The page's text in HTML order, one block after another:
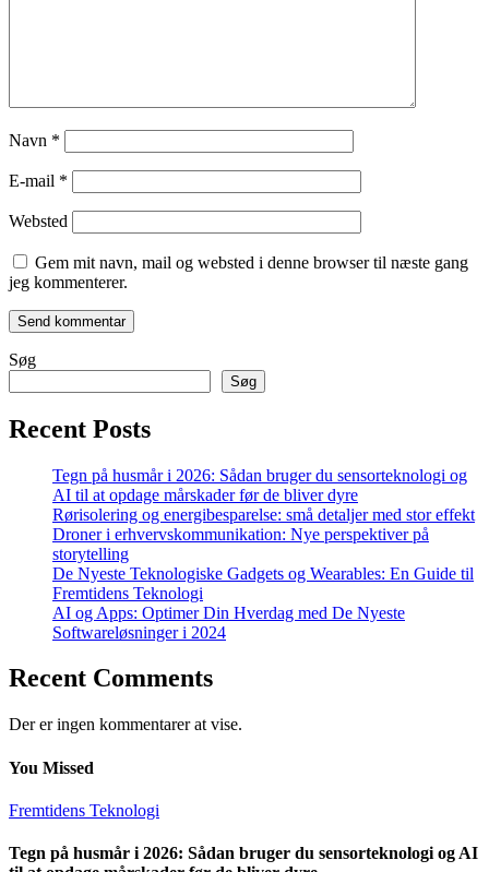
Navn *
E-mail *
Websted
Gem mit navn, mail og websted i denne browser til næste gang
jeg kommenterer.
Søg
Søg
Recent Posts
Tegn på husmår i 2026: Sådan bruger du sensorteknologi og
AI til at opdage mårskader før de bliver dyre
Rørisolering og energibesparelse: små detaljer med stor effekt
Droner i erhvervskommunikation: Nye perspektiver på
storytelling
De Nyeste Teknologiske Gadgets og Wearables: En Guide til
Fremtidens Teknologi
AI og Apps: Optimer Din Hverdag med De Nyeste
Softwareløsninger i 2024
Recent Comments
Der er ingen kommentarer at vise.
You Missed
Fremtidens Teknologi
Tegn på husmår i 2026: Sådan bruger du sensorteknologi og AI